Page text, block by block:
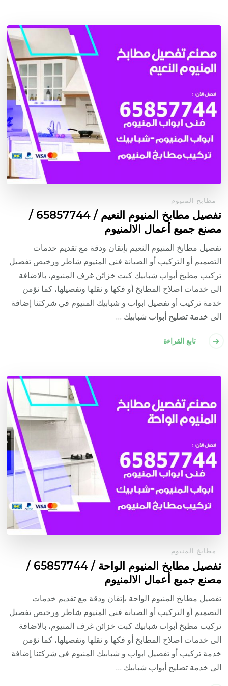
مطابخ المنيوم
تفصيل مطابخ المنيوم النعيم / 65857744 /
مصنع جميع أعمال الالمنيوم
تفصيل مطابخ المنيوم النعيم بإتقان ودقة مع تقديم خدمات
التصميم أو التركيب أو الصيانة فني المنيوم شاطر ورخيص تفصيل
تركيب مطبخ أبواب شبابيك كبت خزائن غرف المنيوم، بالاضافة
الى خدمات اصلاح المطابخ أو فكها و نقلها وتفصيلها، كما نؤمن
خدمة تركيب أو تفصيل ابواب و شبابيك المنيوم في شركتنا إضافة
الى خدمة تصليح أبواب شبابيك …
تابع القراءة
مطابخ المنيوم
تفصيل مطابخ المنيوم الواحة / 65857744 /
مصنع جميع أعمال الالمنيوم
تفصيل مطابخ المنيوم الواحة بإتقان ودقة مع تقديم خدمات
التصميم أو التركيب أو الصيانة فني المنيوم شاطر ورخيص تفصيل
تركيب مطبخ أبواب شبابيك كبت خزائن غرف المنيوم، بالاضافة
الى خدمات اصلاح المطابخ أو فكها و نقلها وتفصيلها، كما نؤمن
خدمة تركيب أو تفصيل ابواب و شبابيك المنيوم في شركتنا إضافة
الى خدمة تصليح أبواب شبابيك …